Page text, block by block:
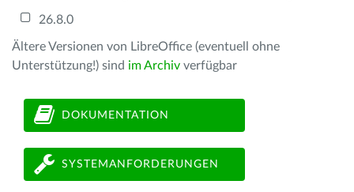
26.8.0
Ältere Versionen von LibreOffice (eventuell ohne
Unterstützung!) sind im Archiv verfügbar
DOKUMENTATION
SYSTEMANFORDERUNGEN